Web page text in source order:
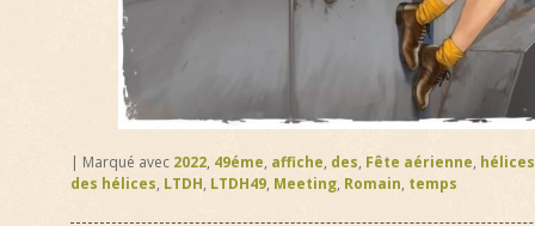
| Marqué avec 2022, 49éme, affiche, des, Fête aérienne, hélices
des hélices, LTDH, LTDH49, Meeting, Romain, temps